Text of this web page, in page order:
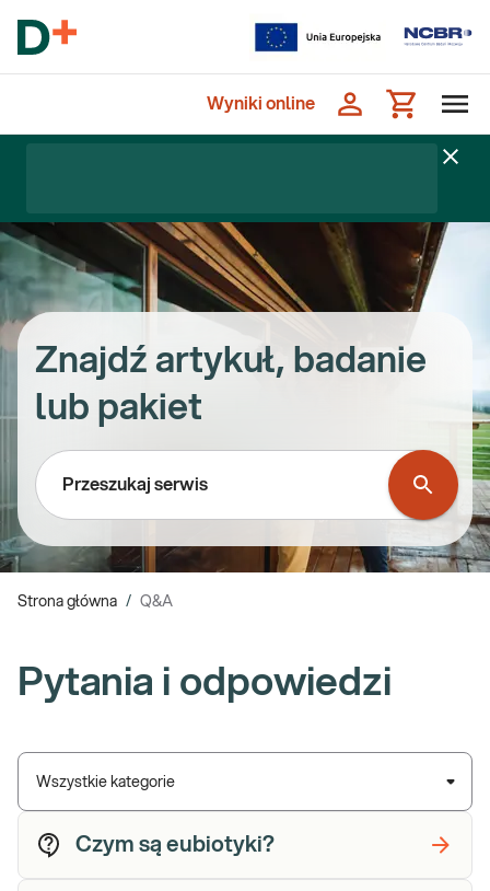
Wyniki online
Strona główna / Q&A
Znajdź artykuł, badanie
lub pakiet
Pytania i odpowiedzi
Wszystkie kategorie
Czym są eubiotyki?